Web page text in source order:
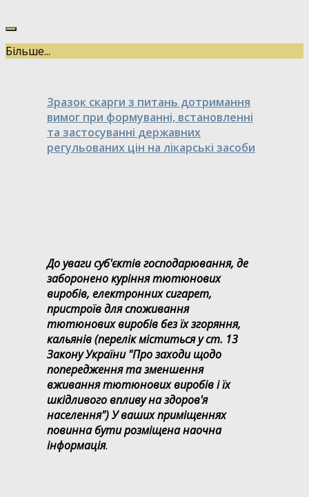
Більше...
Зразок скарги з питань дотримання
вимог при формуванні, встановленні
та застосуванні державних
регульованих цін на лікарські засоби
До уваги суб'єктів господарювання, де
заборонено куріння тютюнових
виробів, електронних сигарет,
пристроїв для споживання
тютюнових виробів без їх згоряння,
кальянів (перелік міститься у ст. 13
Закону України "Про заходи щодо
попередження та зменшення
вживання тютюнових виробів і їх
шкідливого впливу на здоров'я
населення") У ваших приміщеннях
повинна бути розміщена наочна
інформація.